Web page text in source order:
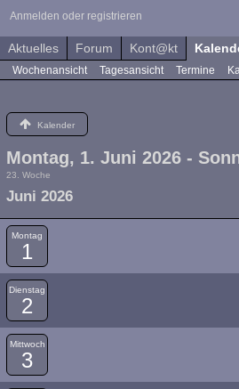
Anmelden oder registrieren
Aktuelles Forum Kont@kt
Wochenansicht Tagesansicht Termine
Kalender
Montag, 1. Juni 2026 -
23. Woche
Juni 2026
Montag
1
Dienstag
2
Mittwoch
3